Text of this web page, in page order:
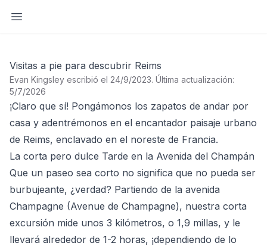
Abrir barra lateral
Visitas a pie para descubrir Reims
Evan Kingsley escribió el 24/9/2023. Última actualización:
5/7/2026
¡Claro que sí! Pongámonos los zapatos de andar por
casa y adentrémonos en el encantador paisaje urbano
de Reims, enclavado en el noreste de Francia.
La corta pero dulce Tarde en la Avenida del Champán
Que un paseo sea corto no significa que no pueda ser
burbujeante, ¿verdad? Partiendo de la avenida
Champagne (Avenue de Champagne), nuestra corta
excursión mide unos 3 kilómetros, o 1,9 millas, y le
llevará alrededor de 1-2 horas, ¡dependiendo de lo